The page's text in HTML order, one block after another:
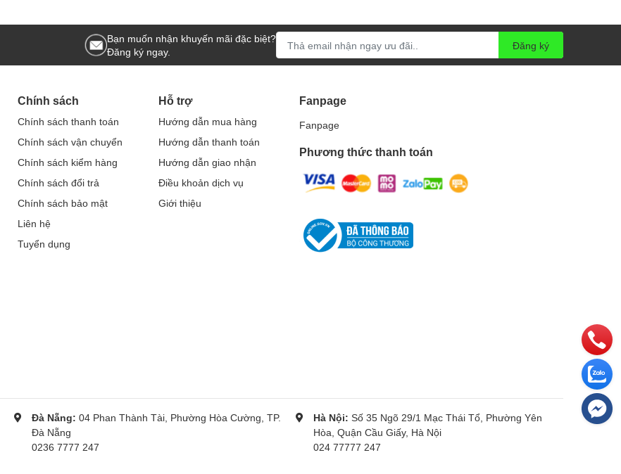
Bạn muốn nhận khuyến mãi đặc biệt?
Đăng ký ngay.
Đăng ký
Chính sách
Chính sách thanh toán
Chính sách vận chuyển
Chính sách kiểm hàng
Chính sách đổi trả
Chính sách bảo mật
Liên hệ
Tuyển dụng
Hỗ trợ
Hướng dẫn mua hàng
Hướng dẫn thanh toán
Hướng dẫn giao nhận
Điều khoản dịch vụ
Giới thiệu
Fanpage
Fanpage
Phương thức thanh toán
Đà Nẵng: 04 Phan Thành Tài, Phường Hòa Cường, TP.
Đà Nẵng
0236 7777 247
Hà Nội: Số 35 Ngõ 29/1 Mạc Thái Tổ, Phường Yên
Hòa, Quận Cầu Giấy, Hà Nội
024 77777 247